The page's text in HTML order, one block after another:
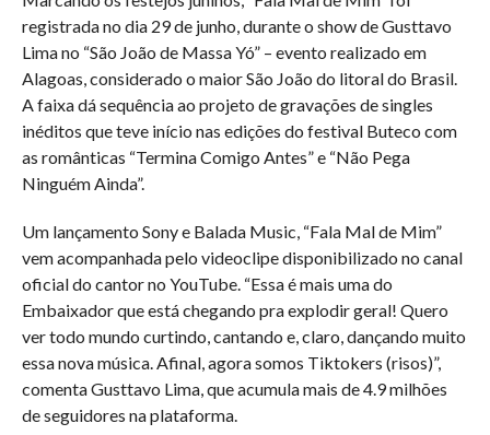
registrada no dia 29 de junho, durante o show de Gusttavo
Lima no “São João de Massa Yó” – evento realizado em
Alagoas, considerado o maior São João do litoral do Brasil.
A faixa dá sequência ao projeto de gravações de singles
inéditos que teve início nas edições do festival Buteco com
as românticas “Termina Comigo Antes” e “Não Pega
Ninguém Ainda”.
Um lançamento Sony e Balada Music, “Fala Mal de Mim”
vem acompanhada pelo videoclipe disponibilizado no canal
oficial do cantor no YouTube. “Essa é mais uma do
Embaixador que está chegando pra explodir geral! Quero
ver todo mundo curtindo, cantando e, claro, dançando muito
essa nova música. Afinal, agora somos Tiktokers (risos)”,
comenta Gusttavo Lima, que acumula mais de 4.9 milhões
de seguidores na plataforma.